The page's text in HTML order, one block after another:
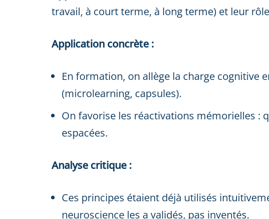
travail, à court terme, à long terme) et leur
Application concrète :
En formation, on allège la charge cognitive
(microlearning, capsules).
On favorise les réactivations mémorielles :
espacées.
Analyse critique :
Ces principes étaient déjà utilisés
neuroscience les a validés, pas inventés.